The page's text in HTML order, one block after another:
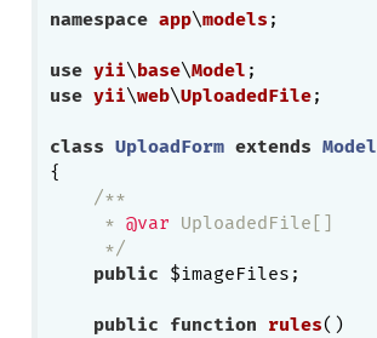
namespace app\models ;
use yii\base\Model
use yii\web\UploadedFile;
class UploadForm extends Model
{
/**
     *
@var UploadedFile[]
     */
public $imageFiles;
public function rules()